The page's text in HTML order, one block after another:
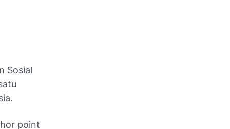
Sosial
point